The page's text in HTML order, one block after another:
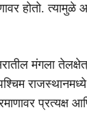
होतो.
मंगला
प्रत्यक्ष